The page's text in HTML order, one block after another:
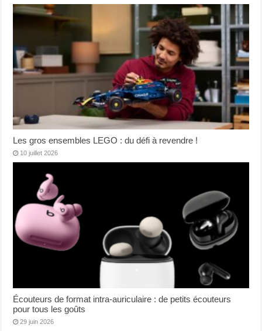
Les gros ensembles LEGO : du défi à revendre !
10 juillet 2026
Écouteurs de format intra-auriculaire : de petits écouteurs
pour tous les goûts
29 juin 2026